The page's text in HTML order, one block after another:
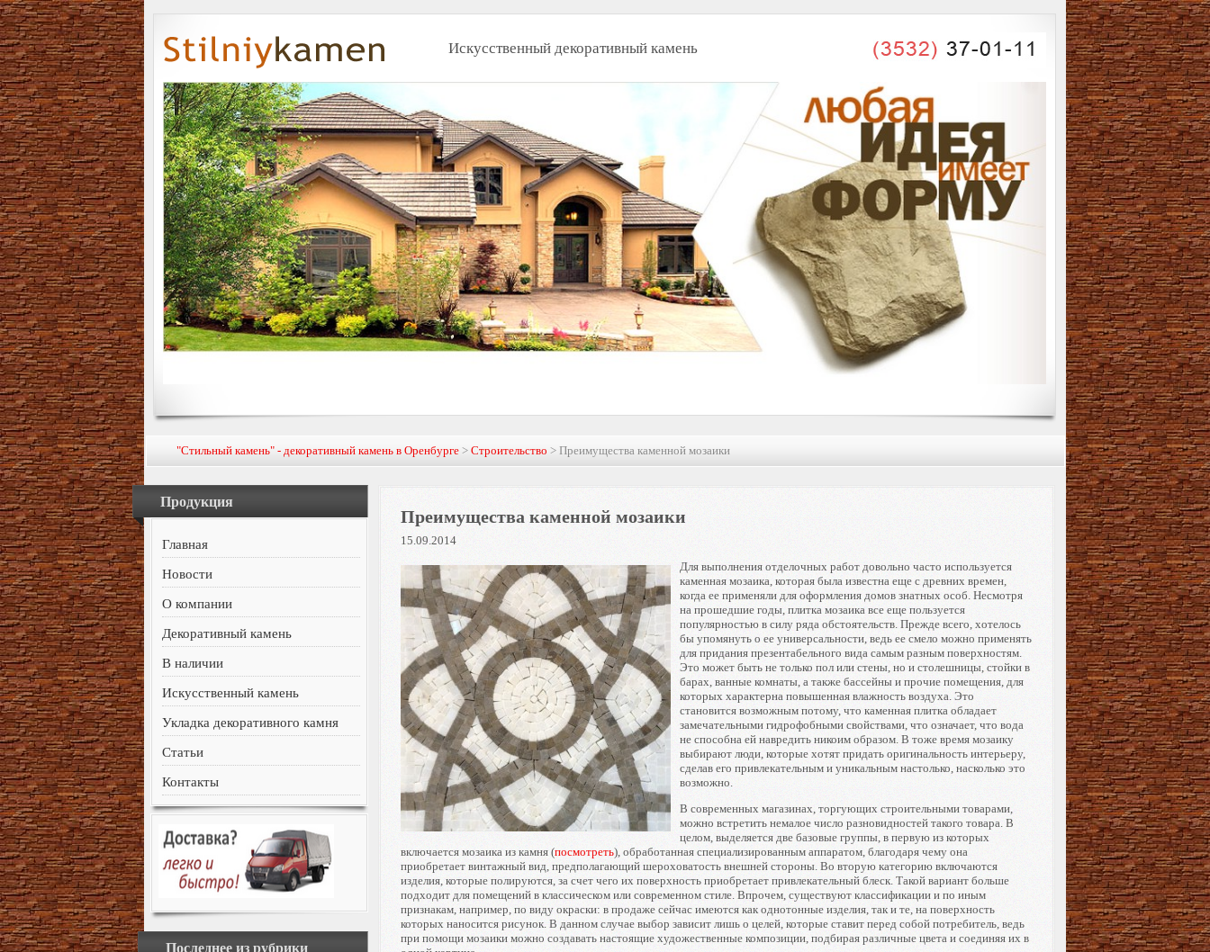
Искусственный декоративный камень
"Стильный камень" - декоративный камень в Оренбурге >Строительство > Преимущества каменной мозаики
Продукция
Главная
Новости
О компании
Декоративный камень
В наличии
Искусственный камень
Укладка декоративного камня
Статьи
Контакты
Последнее из рубрики
Преимущества каменной мозаики
15.09.2014
Для выполнения отделочных работ довольно часто используется
каменная мозаика, которая была известна еще с древних времен,
когда ее применяли для оформления домов знатных особ. Несмотря
на прошедшие годы, плитка мозаика все еще пользуется
популярностью в силу ряда обстоятельств. Прежде всего, хотелось
бы упомянуть о ее универсальности, ведь ее смело можно применять
для придания презентабельного вида самым разным поверхностям.
Это может быть не только пол или стены, но и столешницы, стойки в
барах, ванные комнаты, а также бассейны и прочие помещения, для
которых характерна повышенная влажность воздуха. Это
становится возможным потому, что каменная плитка обладает
замечательными гидрофобными свойствами, что означает, что вода
не способна ей навредить никоим образом. В тоже время мозаику
выбирают люди, которые хотят придать оригинальность интерьеру,
сделав его привлекательным и уникальным настолько, насколько это
возможно.
В современных магазинах, торгующих строительными товарами,
можно встретить немалое число разновидностей такого товара. В
целом, выделяется две базовые группы, в первую из которых
включается мозаика из камня (посмотреть), обработанная специализированным аппаратом, благодаря чему она
приобретает винтажный вид, предполагающий шероховатость внешней стороны. Во вторую категорию включаются
изделия, которые полируются, за счет чего их поверхность приобретает привлекательный блеск. Такой вариант больше
подходит для помещений в классическом или современном стиле. Впрочем, существуют классификации и по иным
признакам, например, по виду окраски: в продаже сейчас имеются как однотонные изделия, так и те, на поверхность
которых наносится рисунок. В данном случае выбор зависит лишь о целей, которые ставит перед собой потребитель, ведь
при помощи мозаики можно создавать настоящие художественные композиции, подбирая различные цвета и соединяя их в